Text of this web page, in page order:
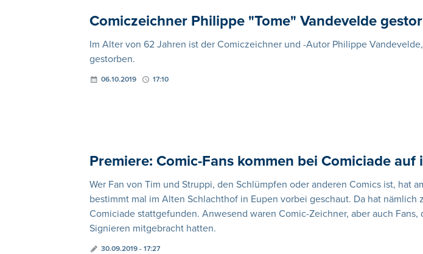
Comiczeichner Philippe "Tome" Vandevelde
Im Alter von 62 Jahren ist der Comiczeichner und -Autor Philippe
gestorben.
06.10.2019 17:10
Premiere: Comic-Fans kommen bei Comiciade auf
Wer Fan von Tim und Struppi, den Schlümpfen oder anderen Comics ist, hat
bestimmt mal im Alten Schlachthof in Eupen vorbei geschaut. Da hat nämlich
Comiciade stattgefunden. Anwesend waren Comic-Zeichner, aber auch Fans,
Signieren mitgebracht hatten.
30.09.2019 - 17:27